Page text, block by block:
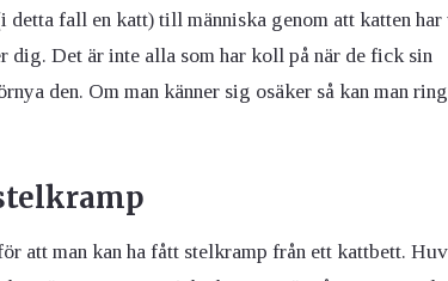
fall en katt) till människa genom att katten
dig. Det är inte alla som har koll på när de fick sin
den. Om man känner sig osäker så kan man
att man kan ha fått stelkramp från ett kattbett.